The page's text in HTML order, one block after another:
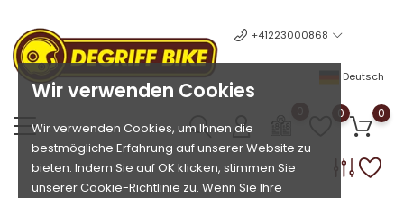
Wir verwenden Cookies
Wir verwenden Cookies, um Ihnen die
bestmögliche Erfahrung auf unserer Website zu
bieten. Indem Sie auf OK klicken, stimmen Sie
unserer Cookie-Richtlinie zu. Wenn Sie Ihre
+41223000868
Deutsch
0 0